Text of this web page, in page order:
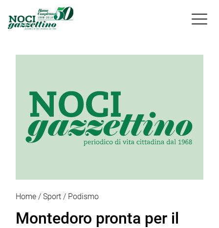

Home Sport Podismo
Montedoro pronta per il